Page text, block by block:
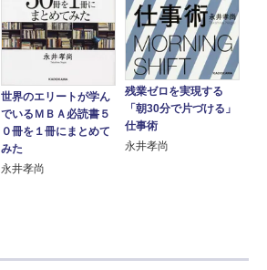
世界のエリートが学ん
でいるＭＢＡ必読書５
０冊を１冊にまとめて
みた
永井孝尚
残業ゼロを実現する
「朝30分で片づける」
仕事術
永井孝尚